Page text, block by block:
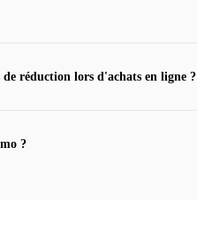
réduction lors d'achats en ligne ?
?